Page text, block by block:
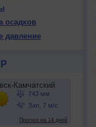
осадков
давление